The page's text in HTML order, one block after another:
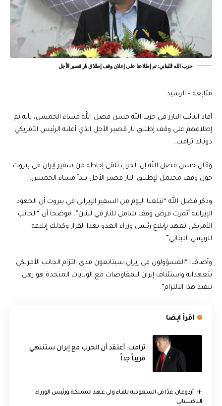
حزب الله اللبناني: تم إطلاعنا على إعلان وقف إطلاق نار قصير الأجل
متابعة – الرشيد
أفاد النائب البارز في حزب الله حسن فضل الله مساء الخميس، بأنه تم
إطلاعهم على وقف إطلاق نار قصير الأجل الذي أعلنه الرئيس الأمريكي
دونالد ترامب.
وقال حسن فضل الله إن الحزب تلقى إحاطة من سفير إيران في بيروت
حول وقف محتمل لإطلاق النار قصير الأجل يبدأ مساء الخميس.
وذكر فضل الله “تبلغنا اليوم من السفير الإيراني في بيروت أن الجهود
الإيرانية أثمرت فرض وقف شامل للنار في لبنان”، موضحا أن “الجانب
الأمريكي تعهد بإبلاغ رئيس وزراء العدو بهذا القرار وكذلك إبلاغه
للرئيس اللبناني”.
وأضاف: “المسؤولون في إيران سيتابعون مدى التزام الجانب الأمريكي
بتعهداته واستئناف إيران للمفاوضات مع الولايات المتحدة هو رهن
تنفيذ هذا الالتزام”.
اقرأ ايضا
‏ترامب: أعتقد أن الحرب مع إيران ستنتهي
قريباً جداً
أردوغان غدًا في السعودية للقاء ولي عهد المملكة ورئيس الوزراء
الباكستاني